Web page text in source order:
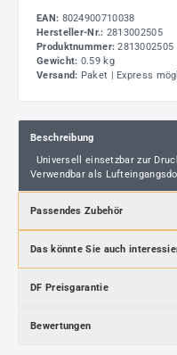
EAN: 8024900710038
Hersteller-Nr.: 2813002505
Produktnummer: 2813002505
Gewicht: 0.59 kg
Versand: Paket | Express
Beschreibung
Universell einsetzbar zur
Verwendbar als
Passendes Zubehör
Das könnte Sie auch
DF Preisgarantie
Bewertungen